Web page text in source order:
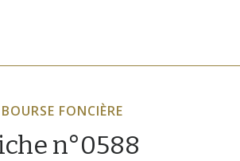
BOURSE FONCIÈRE
n°0588